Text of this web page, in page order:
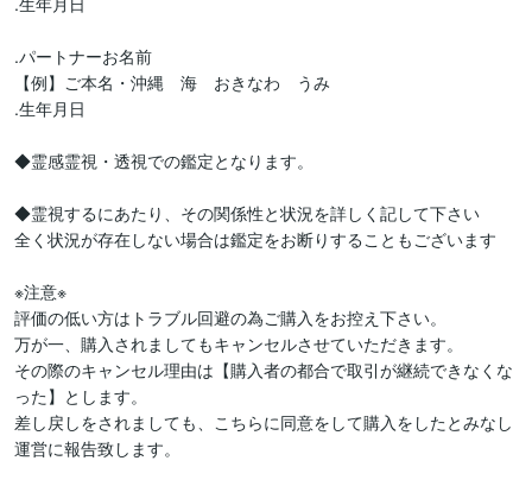
.パートナーお名前
【例】ご本名・沖縄　海　おきなわ　うみ
.生年月日
◆霊感霊視・透視での鑑定となります。
◆霊視するにあたり、その関係性と状況を詳しく記して下さい
全く状況が存在しない場合は鑑定をお断りすることもございます
※注意※
評価の低い方はトラブル回避の為ご購入をお控え下さい。
万が一、購入されましてもキャンセルさせていただきます。
その際のキャンセル理由は【購入者の都合で取引が継続できなくな
った】とします。
差し戻しをされましても、こちらに同意をして購入をしたとみなし
運営に報告致します。